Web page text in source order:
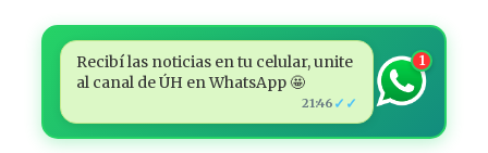
Recibí las noticias en tu celular, unite
al canal de ÚH en WhatsApp 🤩
21:46 ✓✓
1